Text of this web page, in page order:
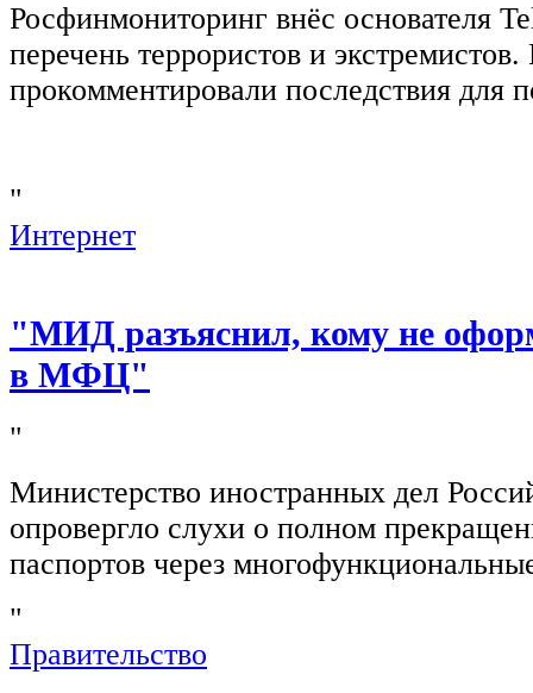
Росфинмониторинг внёс основателя
перечень террористов и
прокомментировали последствия для
"
Интернет
"МИД разъяснил, кому не
в МФЦ"
"
Министерство иностранных дел
опровергло слухи о полном
паспортов через
"
Правительство